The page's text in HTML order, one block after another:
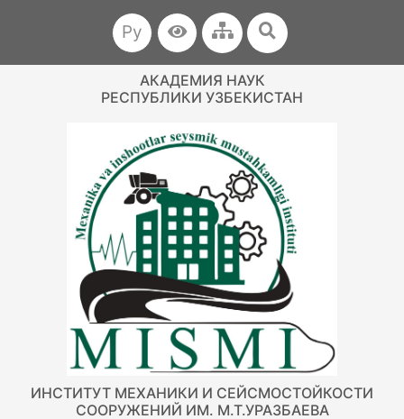
Ру
АКАДЕМИЯ НАУК
РЕСПУБЛИКИ УЗБЕКИСТАН
ИНСТИТУТ МЕХАНИКИ И СЕЙСМОСТОЙКОСТИ
СООРУЖЕНИЙ ИМ. М.Т.УРАЗБАЕВА